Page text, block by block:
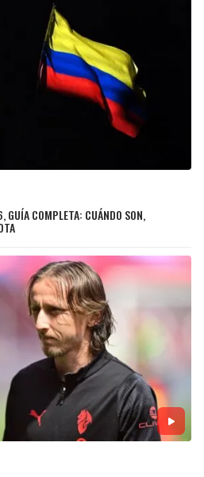
GUÍA COMPLETA: CUÁNDO SON,